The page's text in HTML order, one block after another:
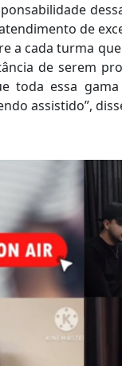
de
a cada turma
de serem
toda essa
assistido”,